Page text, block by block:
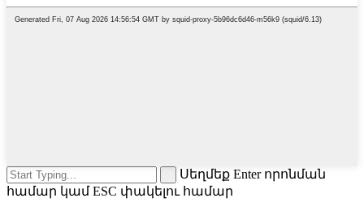
Սեղմեք Enter որոնման
համար կամ ESC փակելու համար